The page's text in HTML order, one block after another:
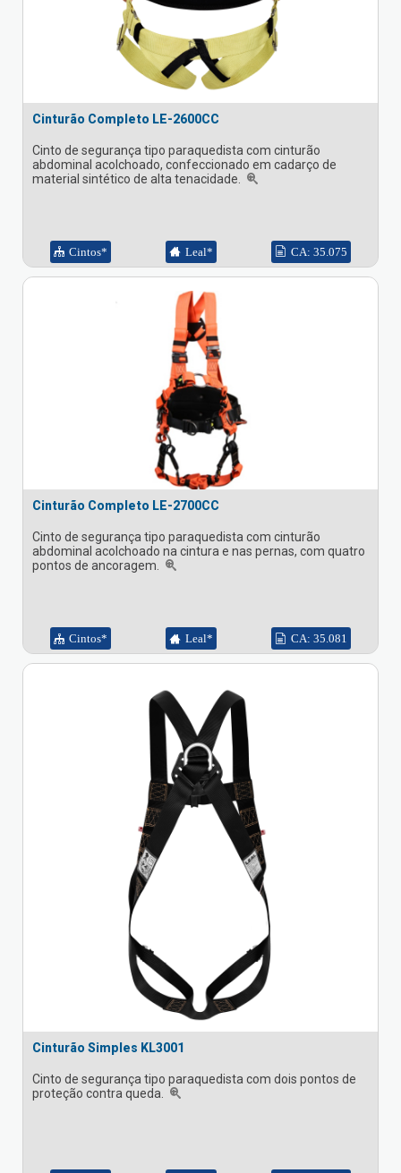
Cinturão Completo LE-2600CC
Cinto de segurança tipo paraquedista com cinturão
abdominal acolchoado, confeccionado em cadarço de
material sintético de alta tenacidade.
Cintos* Leal* CA: 35.075
Cinturão Completo LE-2700CC
Cinto de segurança tipo paraquedista com cinturão
abdominal acolchoado na cintura e nas pernas, com quatro
pontos de ancoragem.
Cintos* Leal* CA: 35.081
Cinturão Simples KL3001
Cinto de segurança tipo paraquedista com dois pontos de
proteção contra queda.